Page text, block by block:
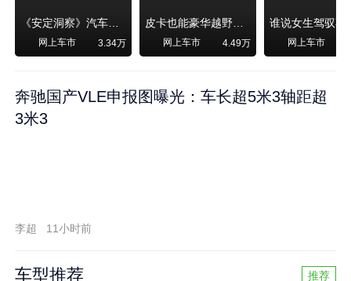
《安定洞察》汽车烧不烧油，和石油安全无关！
网上车市 3.34万
皮卡也能豪华越野！纵横F700上市，限时卖29.99万起
网上车市 4.49万 网上车市
奔驰国产VLE申报图曝光：车长超5米3轴距超
3米3
李超 11小时前
车型推荐 推荐